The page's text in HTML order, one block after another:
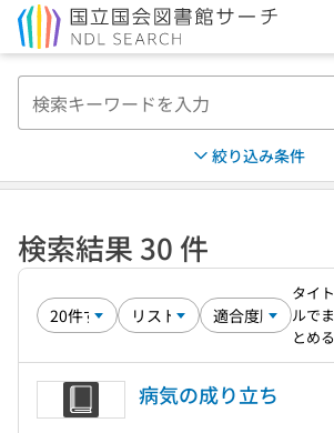
絞り込み条件
検索結果 30 件
タイト
ルでま
とめる
病気の成り立ち